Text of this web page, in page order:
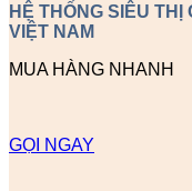
HỆ THỐNG SIÊU
VIỆT NAM
MUA HÀNG NHANH
GỌI NGAY